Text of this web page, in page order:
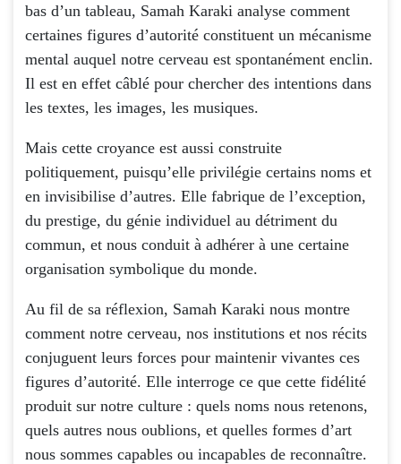
bas d’un tableau, Samah Karaki analyse comment
certaines figures d’autorité constituent un mécanisme
mental auquel notre cerveau est spontanément enclin.
Il est en effet câblé pour chercher des intentions dans
les textes, les images, les musiques.
Mais cette croyance est aussi construite
politiquement, puisqu’elle privilégie certains noms et
en invisibilise d’autres. Elle fabrique de l’exception,
du prestige, du génie individuel au détriment du
commun, et nous conduit à adhérer à une certaine
organisation symbolique du monde.
Au fil de sa réflexion, Samah Karaki nous montre
comment notre cerveau, nos institutions et nos récits
conjuguent leurs forces pour maintenir vivantes ces
figures d’autorité. Elle interroge ce que cette fidélité
produit sur notre culture : quels noms nous retenons,
quels autres nous oublions, et quelles formes d’art
nous sommes capables ou incapables de reconnaître.